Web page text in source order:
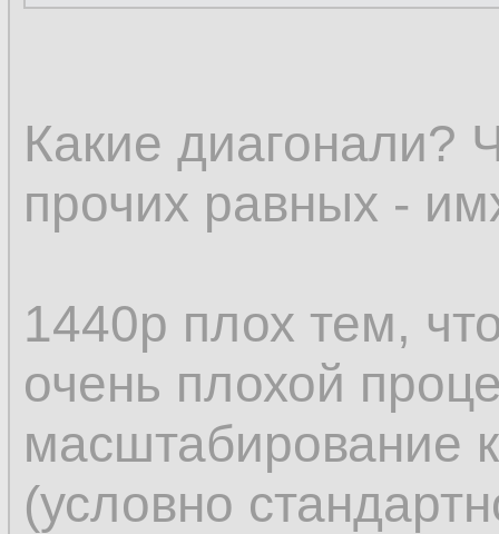
Какие диагонали?
прочих равных -
1440p плох тем,
очень плохой
масштабирование
(условно